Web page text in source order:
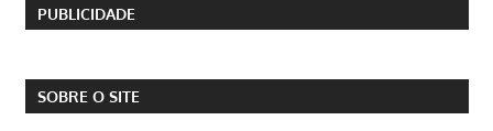
PUBLICIDADE
SOBRE O SITE